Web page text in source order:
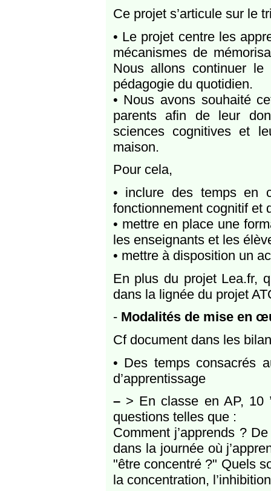
Ce projet s’articule sur le
• Le projet centre les
mécanismes de
Nous allons continuer
pédagogie du quotidien.
• Nous avons souhaité
parents afin de leur
sciences cognitives et
maison.
Pour cela,
• inclure des temps en
fonctionnement cognitif et
• mettre en place une
les enseignants et les
• mettre à disposition un
En plus du projet Lea.fr,
dans la lignée du projet
- Modalités de mise en
Cf document dans les
• Des temps consacrés
d’apprentissage
–> En classe en AP, 10
questions telles que :
Comment j’apprends ?
dans la journée où
"être concentré ?" Quels
la concentration,